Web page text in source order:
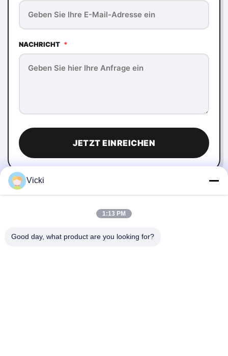
NACHRICHT *
JETZT EINREICHEN
Vicki
1:13 PM
Good day, what product are you looking for?